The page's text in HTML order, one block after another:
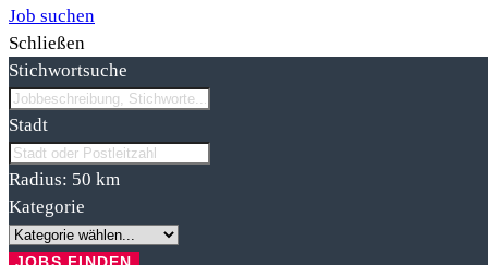
Job suchen
Schließen
Stichwortsuche
Stadt
Radius: 50 km
Kategorie